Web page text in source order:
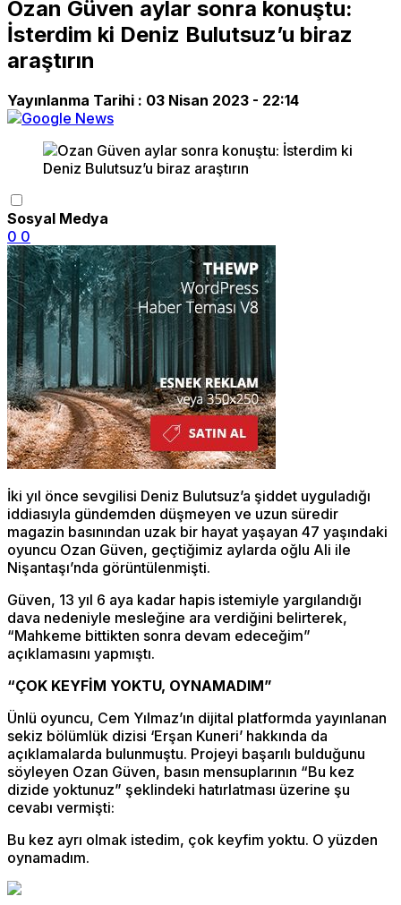
Ozan Güven aylar sonra konuştu:
İsterdim ki Deniz Bulutsuz’u biraz
araştırın
Yayınlanma Tarihi : 03 Nisan 2023 - 22:14
Sosyal Medya
0 0
İki yıl önce sevgilisi Deniz Bulutsuz’a şiddet uyguladığı
iddiasıyla gündemden düşmeyen ve uzun süredir
magazin basınından uzak bir hayat yaşayan 47 yaşındaki
oyuncu Ozan Güven, geçtiğimiz aylarda oğlu Ali ile
Nişantaşı’nda görüntülenmişti.
Güven, 13 yıl 6 aya kadar hapis istemiyle yargılandığı
dava nedeniyle mesleğine ara verdiğini belirterek,
“Mahkeme bittikten sonra devam edeceğim”
açıklamasını yapmıştı.
“ÇOK KEYFİM YOKTU, OYNAMADIM”
Ünlü oyuncu, Cem Yılmaz’ın dijital platformda yayınlanan
sekiz bölümlük dizisi ‘Erşan Kuneri’ hakkında da
açıklamalarda bulunmuştu. Projeyi başarılı bulduğunu
söyleyen Ozan Güven, basın mensuplarının “Bu kez
dizide yoktunuz” şeklindeki hatırlatması üzerine şu
cevabı vermişti:
Bu kez ayrı olmak istedim, çok keyfim yoktu. O yüzden
oynamadım.